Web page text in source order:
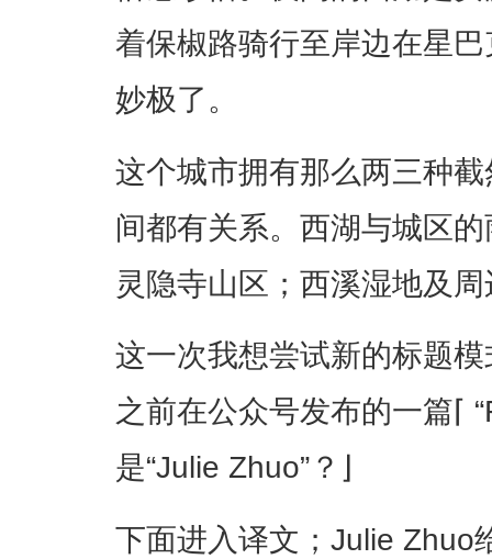
着保椒路骑行至岸边在星
妙极了。
这个城市拥有那么两三种
间都有关系。西湖与城区
灵隐寺山区；西溪湿地及
这一次我想尝试新的标题
之前在公众号发布的一篇⌈
是“Julie Zhuo”？⌋
下面进入译文；Julie Zhuo